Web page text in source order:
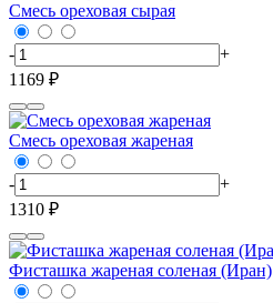
Смесь ореховая сырая
-
+
1169 ₽
Смесь ореховая жареная
-
+
1310 ₽
Фисташка жареная соленая (Иран)